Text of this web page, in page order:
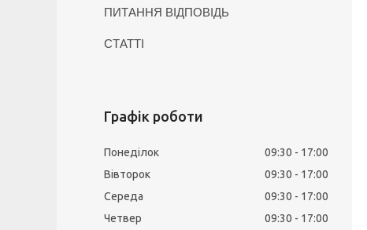
ПИТАННЯ ВІДПОВІДЬ
СТАТТІ
Графік роботи
Понеділок 09:30
17:00
Вівторок
09:30
17:00
Середа
09:30
17:00
Четвер
09:30
17:00